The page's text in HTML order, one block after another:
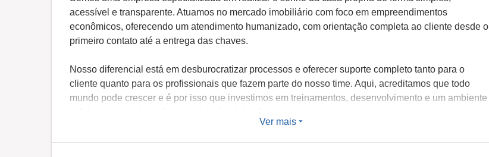
acessível e transparente. Atuamos no mercado imobiliário com foco em empreendimentos
econômicos, oferecendo um atendimento humanizado, com orientação completa ao cliente desde o
primeiro contato até a entrega das chaves.
Nosso diferencial está em desburocratizar processos e oferecer suporte completo tanto para o
cliente quanto para os profissionais que fazem parte do nosso time. Aqui, acreditamos que todo
mundo pode crescer e é por isso que investimos em treinamentos, desenvolvimento e um ambiente
Ver mais